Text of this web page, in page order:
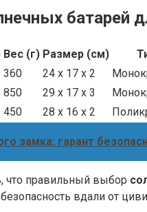
батарей
Вес (г) Размер (см)
360 24 x 17 x 2
850 29 x 17 x 3
450 28 x 16 x 2
замка: гарант
что правильный выбор
вдали от